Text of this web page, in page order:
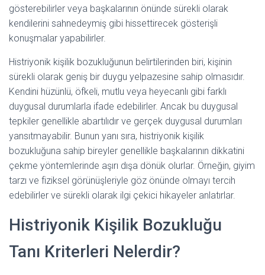
gösterebilirler veya başkalarının önünde sürekli olarak
kendilerini sahnedeymiş gibi hissettirecek gösterişli
konuşmalar yapabilirler.
Histriyonik kişilik bozukluğunun belirtilerinden biri, kişinin
sürekli olarak geniş bir duygu yelpazesine sahip olmasıdır.
Kendini hüzünlü, öfkeli, mutlu veya heyecanlı gibi farklı
duygusal durumlarla ifade edebilirler. Ancak bu duygusal
tepkiler genellikle abartılıdır ve gerçek duygusal durumları
yansıtmayabilir. Bunun yanı sıra, histriyonik kişilik
bozukluğuna sahip bireyler genellikle başkalarının dikkatini
çekme yöntemlerinde aşırı dışa dönük olurlar. Örneğin, giyim
tarzı ve fiziksel görünüşleriyle göz önünde olmayı tercih
edebilirler ve sürekli olarak ilgi çekici hikayeler anlatırlar.
Histriyonik Kişilik Bozukluğu
Tanı Kriterleri Nelerdir?